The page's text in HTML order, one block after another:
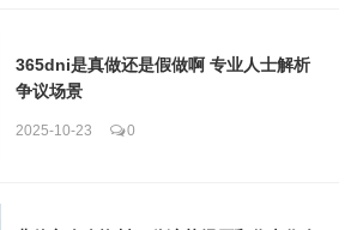
365dni是真做还是假做啊 专业人士解析
争议场景
2025-10-23 0